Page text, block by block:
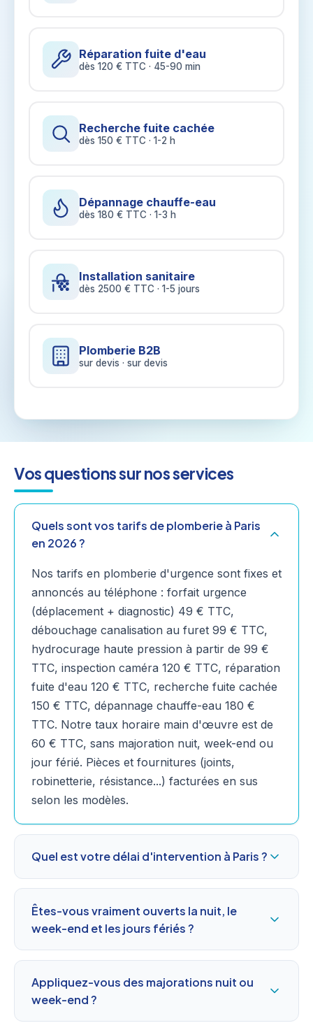
Réparation fuite d'eau
dès 120 € TTC · 45-90 min
Recherche fuite cachée
dès 150 € TTC · 1-2 h
Dépannage chauffe-eau
dès 180 € TTC · 1-3 h
Installation sanitaire
dès 2500 € TTC · 1-5 jours
Plomberie B2B
sur devis · sur devis
Vos questions sur nos services
Quels sont vos tarifs de plomberie à Paris
en 2026 ?
Nos tarifs en plomberie d'urgence sont fixes et
annoncés au téléphone : forfait urgence
(déplacement + diagnostic) 49 € TTC,
débouchage canalisation au furet 99 € TTC,
hydrocurage haute pression à partir de 99 €
TTC, inspection caméra 120 € TTC, réparation
fuite d'eau 120 € TTC, recherche fuite cachée
150 € TTC, dépannage chauffe-eau 180 €
TTC. Notre taux horaire main d'œuvre est de
60 € TTC, sans majoration nuit, week-end ou
jour férié. Pièces et fournitures (joints,
robinetterie, résistance...) facturées en sus
selon les modèles.
Quel est votre délai d'intervention à Paris ?
Êtes-vous vraiment ouverts la nuit, le
week-end et les jours fériés ?
Appliquez-vous des majorations nuit ou
week-end ?